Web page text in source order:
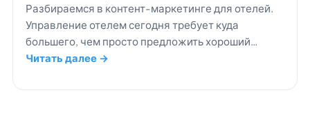
Разбираемся в контент-маркетинге для отелей.
Управление отелем сегодня требует куда
большего, чем просто предложить хороший
номер: путешественники подробно изучают
Исследования показывают, что в среднем
Читать далее →